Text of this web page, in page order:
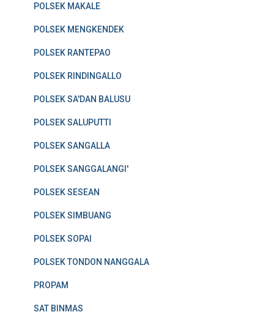
POLSEK MAKALE
POLSEK MENGKENDEK
POLSEK RANTEPAO
POLSEK RINDINGALLO
POLSEK SA'DAN BALUSU
POLSEK SALUPUTTI
POLSEK SANGALLA
POLSEK SANGGALANGI'
POLSEK SESEAN
POLSEK SIMBUANG
POLSEK SOPAI
POLSEK TONDON NANGGALA
PROPAM
SAT BINMAS